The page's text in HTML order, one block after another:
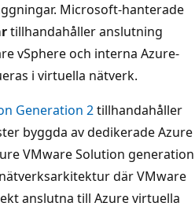
Microsoft-hanterade
tillhandahåller anslutning
vSphere och interna Azure-
i virtuella nätverk.
Generation 2tillhandahåller
byggda av dedikerade Azure
VMware Solution generation
där VMware
anslutna till Azure virtuella